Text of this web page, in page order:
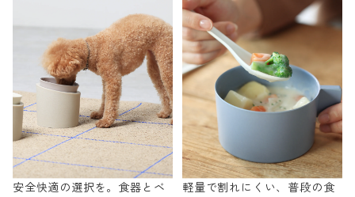
安全快適の選択を。食器とベ
軽量で割れにくい、普段の食